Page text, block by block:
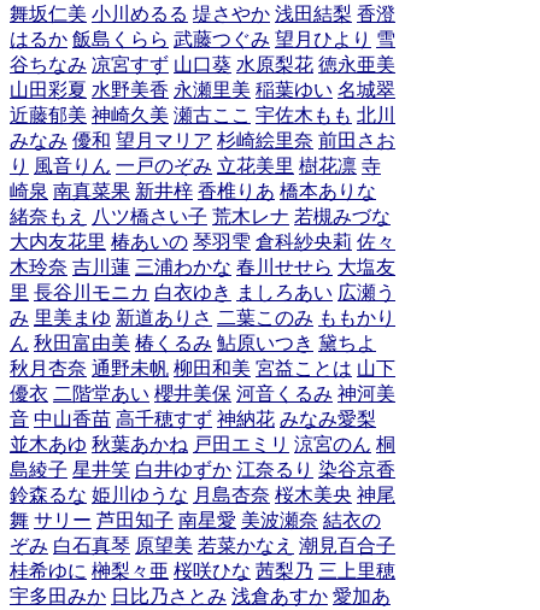
舞坂仁美 小川めるる 堤さやか 浅田結梨 香澄
はるか 飯島くらら 武藤つぐみ 望月ひより 雪
谷ちなみ 凉宮すず 山口葵 水原梨花 徳永亜美
山田彩夏 水野美香 永瀬里美 稲葉ゆい 名城翠
近藤郁美 神崎久美 瀬古ここ 宇佐木もも 北川
みなみ 優和 望月マリア 杉崎絵里奈 前田さお
り 風音りん 一戸のぞみ 立花美里 樹花凛 寺
崎泉 南真菜果 新井梓 香椎りあ 橋本ありな
緒奈もえ
八ツ橋さい子 荒木レナ 若槻みづな
大内友花里 椿あいの 琴羽雫 倉科紗央莉 佐々
木玲奈 吉川蓮 三浦わかな 春川せせら 大塩友
里 長谷川モニカ 白衣ゆき ましろあい 広瀬う
み 里美まゆ 新道ありさ 二葉このみ ももかり
ん 秋田富由美 椿くるみ 鮎原いつき 黛ちよ
秋月杏奈 通野未帆 柳田和美 宮益ことは 山下
優衣 二階堂あい 櫻井美保 河音くるみ 神河美
音 中山香苗 高千穂すず 神納花 みなみ愛梨
並木あゆ 秋葉あかね 戸田エミリ 涼宮のん 桐
島綾子 星井笑 白井ゆずか 江奈るり 染谷京香
鈴森るな 姫川ゆうな 月島杏奈 桜木美央 神尾
舞 サリー 芦田知子 南星愛 美波瀬奈 結衣の
ぞみ 白石真琴 原望美 若菜かなえ 潮見百合子
桂希ゆに 榊梨々亜 桜咲ひな 茜梨乃 三上里穂
宇多田みか 日比乃さとみ 浅倉あすか 愛加あ